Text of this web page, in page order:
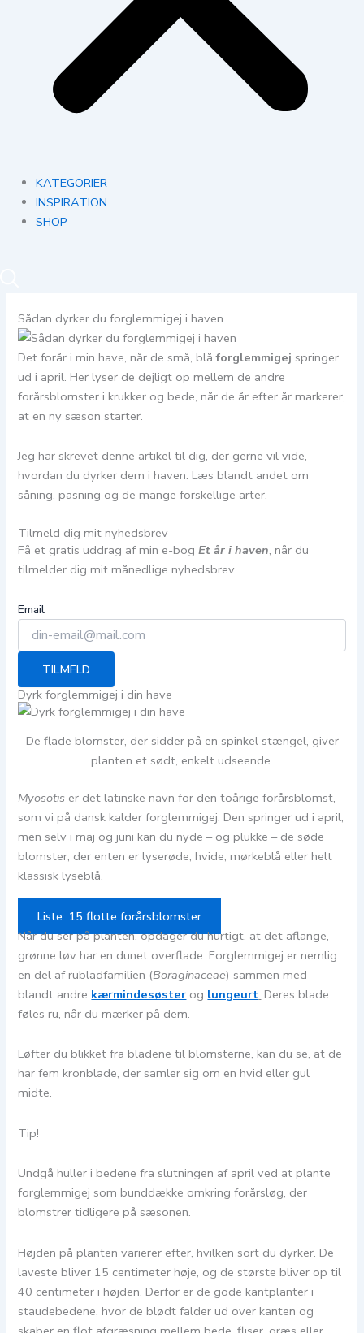
KATEGORIER
INSPIRATION
SHOP
Sådan dyrker du forglemmigej i haven
Det forår i min have, når de små, blåforglemmigej springer
ud i april. Her lyser de dejligt op mellem de andre
forårsblomster i krukker og bede, når de år efter år markerer,
at en ny sæson starter.
Jeg har skrevet denne artikel til dig, der gerne vil vide,
hvordan du dyrker dem i haven. Læs blandt andet om
såning, pasning og de mange forskellige arter.
Tilmeld dig mit nyhedsbrev
Få et gratis uddrag af min e-bogEt år i haven, når du
tilmelder dig mit månedlige nyhedsbrev.
Email
TILMELD
Dyrk forglemmigej i din have
De flade blomster, der sidder på en spinkel stængel, giver
planten et sødt, enkelt udseende.
Myosotis er det latinske navn for den toårige forårsblomst,
som vi på dansk kalder forglemmigej. Den springer ud i april,
men selv i maj og juni kan du nyde – og plukke – de søde
blomster, der enten er lyserøde, hvide, mørkeblå eller helt
klassisk lyseblå.
Liste: 15 flotte forårsblomster
Når du ser på planten, opdager du hurtigt, at det aflange,
grønne løv har en dunet overflade. Forglemmigej er nemlig
en del af rubladfamilien (Boraginaceae) sammen med
blandt andre kærmindesøster og lungeurt. Deres blade
føles ru, når du mærker på dem.
Løfter du blikket fra bladene til blomsterne, kan du se, at de
har fem kronblade, der samler sig om en hvid eller gul
midte.
Tip!
Undgå huller i bedene fra slutningen af april ved at plante
forglemmigej som bunddække omkring forårsløg, der
blomstrer tidligere på sæsonen.
Højden på planten varierer efter, hvilken sort du dyrker. De
laveste bliver 15 centimeter høje, og de største bliver op til
40 centimeter i højden. Derfor er de gode kantplanter i
staudebedene, hvor de blødt falder ud over kanten og